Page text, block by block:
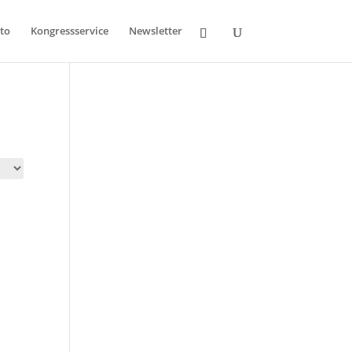
Kongressservice Newsletter